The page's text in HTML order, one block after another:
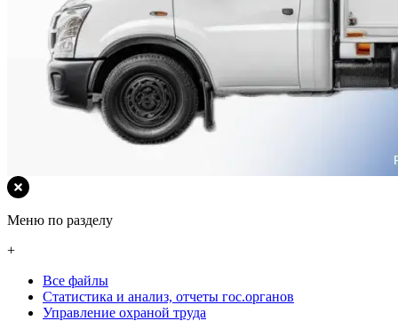
Меню по разделу
+
Все файлы
Статистика и анализ, отчеты гос.органов
Управление охраной труда